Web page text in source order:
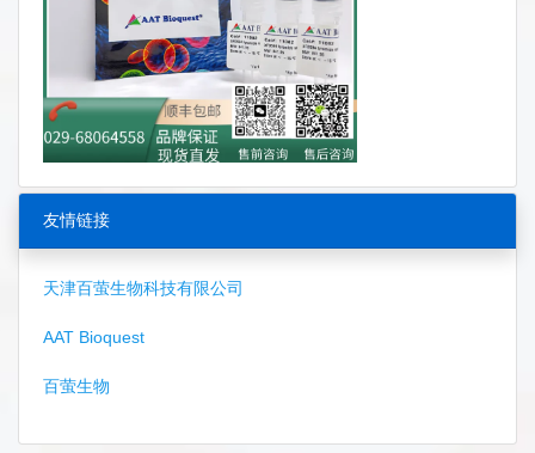
友情链接
天津百萤生物科技有限公司
AAT Bioquest
百萤生物